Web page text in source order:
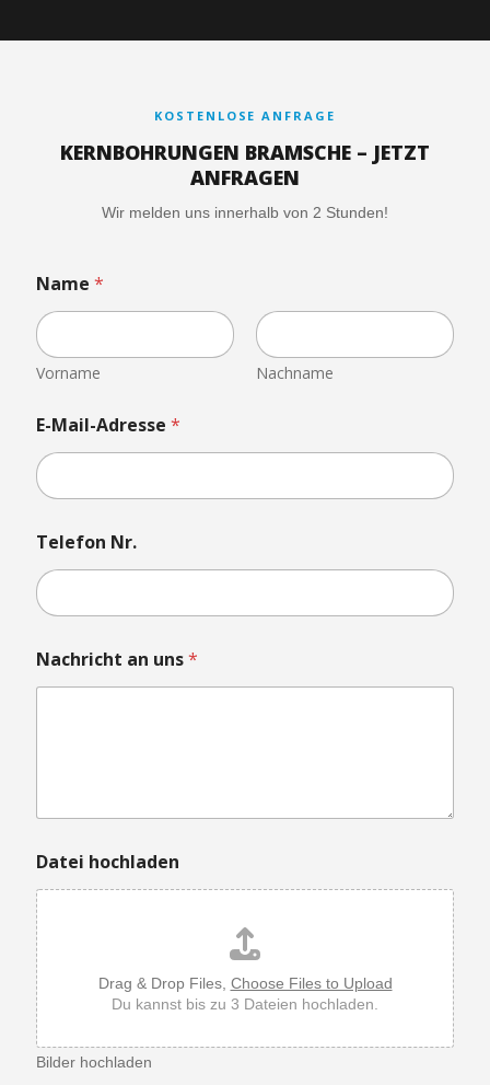
KOSTENLOSE ANFRAGE
KERNBOHRUNGEN BRAMSCHE – JETZT
ANFRAGEN
Wir melden uns innerhalb von 2 Stunden!
Name *
Vorname Nachname
E-Mail-Adresse *
N
.
a
Telefon Nr.
Nachricht an uns*
Datei hochladen
Drag & Drop Files, Choose Files to Upload
Du kannst bis zu 3 Dateien hochladen.
Bilder hochladen